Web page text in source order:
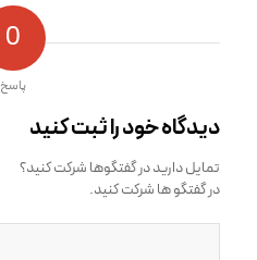
0
پاسخ
دیدگاه خود را ثبت کنید
تمایل دارید در گفتگوها شرکت کنید؟
در گفتگو ها شرکت کنید.